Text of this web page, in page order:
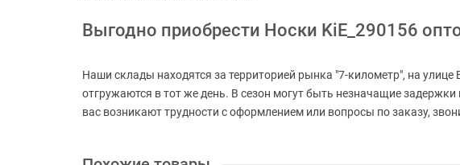
Выгодно приобрести Носки KiE_290156
Наши склады находятся за территорией рынка "7-километр", на
отгружаются в тот же день. В сезон могут быть незначащие
вас возникают трудности с оформлением или вопросы по заказу,